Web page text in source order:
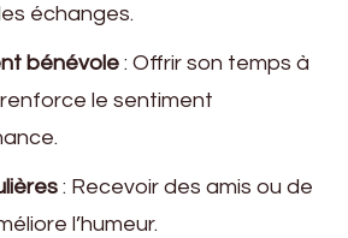
échanges.
bénévole : Offrir son temps à
le sentiment
: Recevoir des amis ou de
l’humeur.